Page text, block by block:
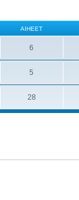
AIHEET
6
5
28